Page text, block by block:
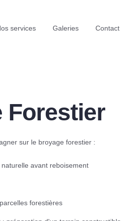
services Galeries Contact
Forestier
sur le broyage forestier :
avant reboisement
forestières